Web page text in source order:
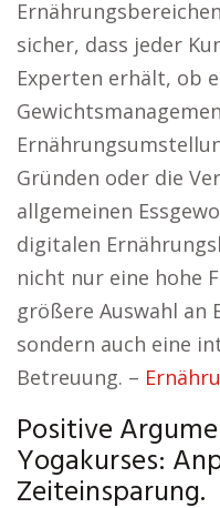
sicher, dass jeder
Experten erhält, ob
Gründen oder die
allgemeinen
digitalen
nicht nur eine hohe
größere Auswahl an
sondern auch eine
Betreuung. –
Positive
Yogakurses:
Zeiteinsparung.